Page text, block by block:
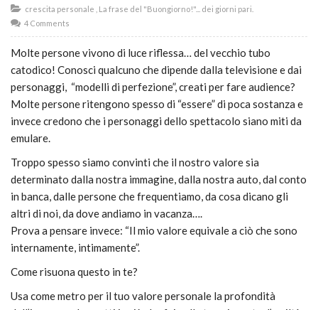
crescita personale
La frase del "Buongiorno!"... dei giorni pari.
4 Comments
Molte persone vivono di luce riflessa… del vecchio tubo
catodico! Conosci qualcuno che dipende dalla televisione e dai
personaggi, “modelli di perfezione”, creati per fare audience?
Molte persone ritengono spesso di “essere” di poca sostanza e
invece credono che i personaggi dello spettacolo siano miti da
emulare.
Troppo spesso siamo convinti che il nostro valore sia
determinato dalla nostra immagine, dalla nostra auto, dal conto
in banca, dalle persone che frequentiamo, da cosa dicano gli
altri di noi, da dove andiamo in vacanza….
Prova a pensare invece: “Il mio valore equivale a ciò che sono
internamente, intimamente”.
Come risuona questo in te?
Usa come metro per il tuo valore personale la profondità